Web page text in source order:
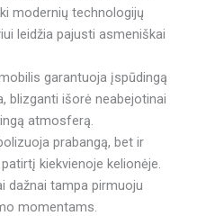
modernių technologijų
leidžia pajusti asmeniškai
garantuoja įspūdingą
blizganti išorė neabejotinai
atmosferą.
prabangą, bet ir
kiekvienoje kelionėje.
dažnai tampa pirmuoju
momentams.